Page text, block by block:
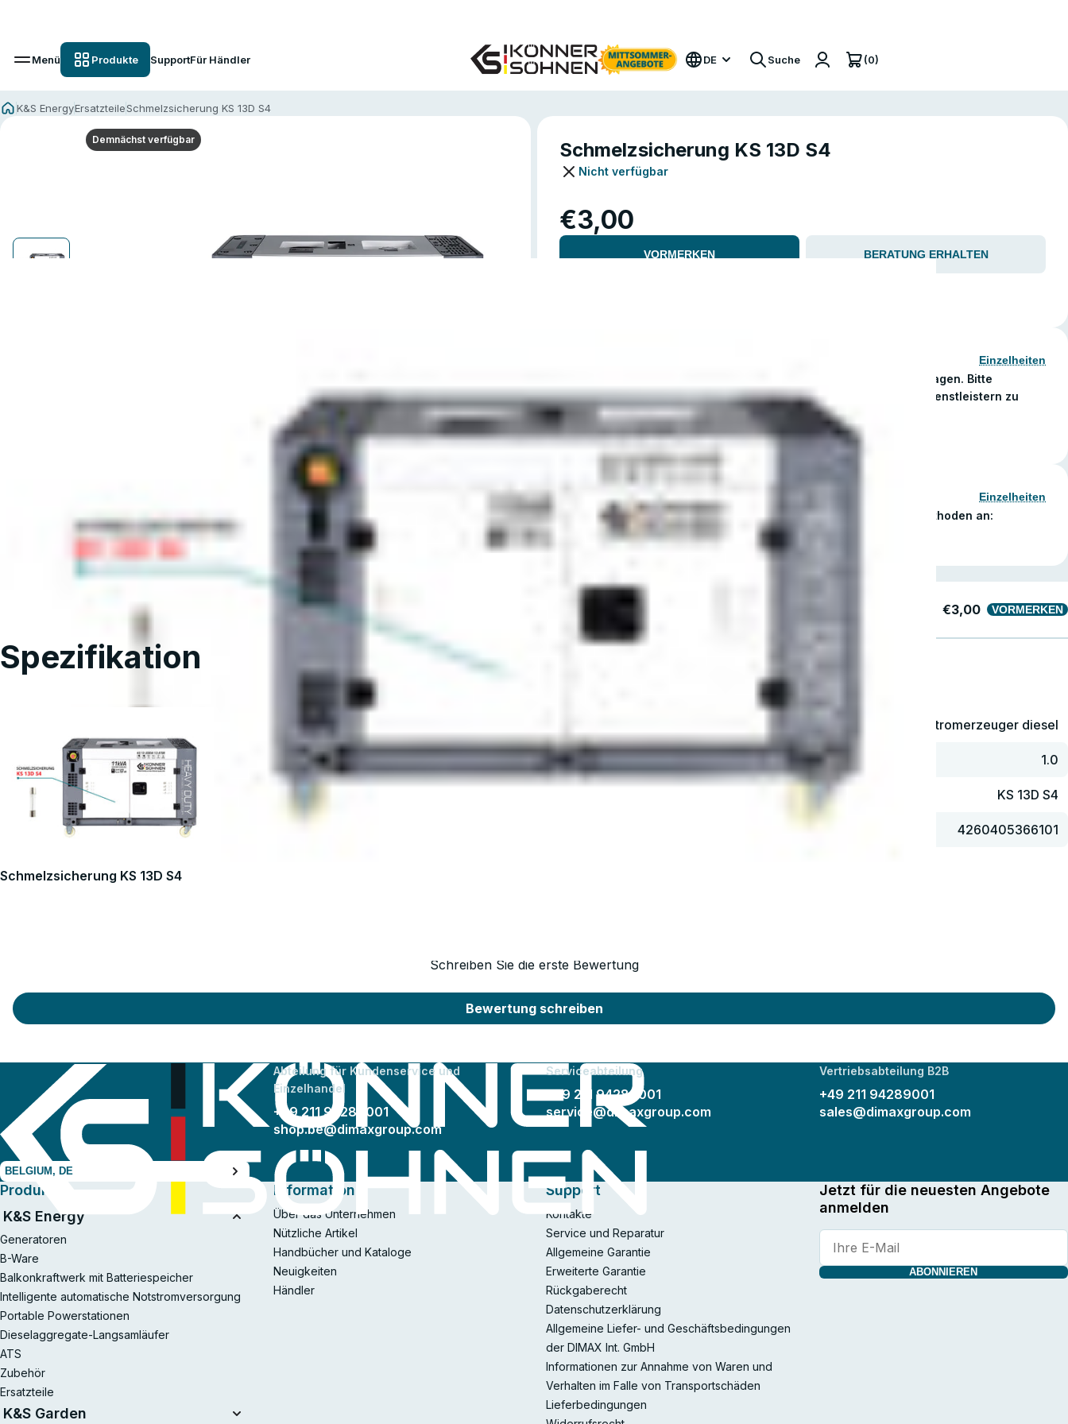
Menü Produkte SupportFür Händler DE Suche (0)
K&S EnergyErsatzteileSchmelzsicherung KS 13D S4
Demnächst verfügbar Schmelzsicherung KS 13D S4
Nicht verfügbar
€3,00
VORMERKEN BERATUNG ERHALTEN
Einzelheiten
Kostenloser Versand: Erhalten Sie Ihre Bestellung in nur 1–5 Werktagen. Bitte
beachten Sie, dass es aufgrund von Feiertagen bei den Versanddienstleistern zu
Lieferverzögerungen kommen kann.
Zahlung Einzelheiten
Wir bieten eine breite Palette sicherer und bequemer Zahlungsmethoden an:
€3,00 VORMERKEN
Spezifikation
Schmelzsicherung KS 13D S4
Stromerzeuger diesel
Bruttogewicht, kg 1.0
KS 13D S4
4260405366101
Schreiben Sie die erste Bewertung
Bewertung schreiben
Abteilung für Kundenservice und
Einzelhandel
+49 211 94289001
shop.be@dimaxgroup.com
Serviceabteilung
+49 211 94289001
service@dimaxgroup.com
Vertriebsabteilung B2B
+49 211 94289001
sales@dimaxgroup.com
BELGIUM, DE
Produkte
K&S Energy
Generatoren
B-Ware
Balkonkraftwerk mit Batteriespeicher
Intelligente automatische Notstromversorgung
Portable Powerstationen
Dieselaggregate-Langsamläufer
ATS
Zubehör
Ersatzteile
K&S Garden
Information
Über das Unternehmen
Nützliche Artikel
Handbücher und Kataloge
Neuigkeiten
Händler
Support
Kontakte
Service und Reparatur
Allgemeine Garantie
Erweiterte Garantie
Rückgaberecht
Datenschutzerklärung
Allgemeine Liefer- und Geschäftsbedingungen
der DIMAX Int. GmbH
Informationen zur Annahme von Waren und
Verhalten im Falle von Transportschäden
Lieferbedingungen
Jetzt für die neuesten Angebote
anmelden
ABONNIEREN